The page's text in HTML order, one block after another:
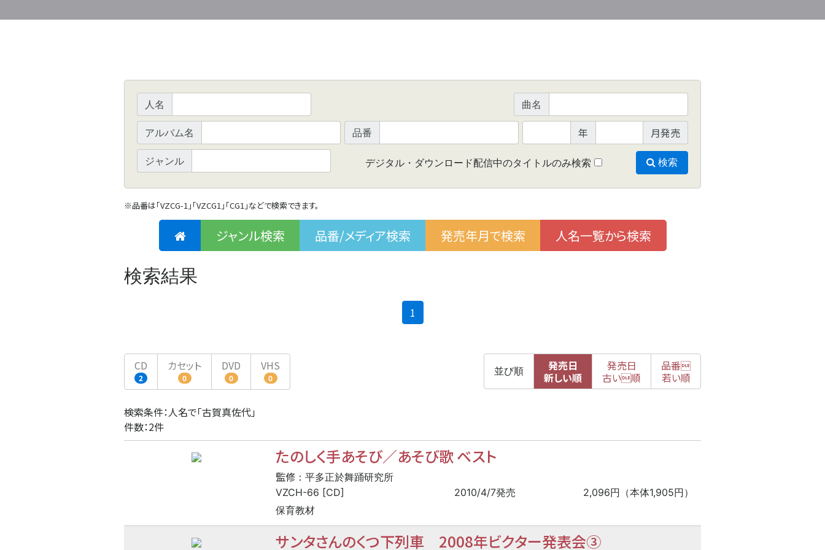
人名 曲名
アルバム名 品番 年 月発売
ジャンル デジタル・ダウンロード配信中のタイトルのみ検索 検索
※品番は「VZCG-1」「VZCG1」「CG1」などで検索できます。
ジャンル検索 品番/メディア検索 発売年月で検索 人名一覧から検索
検索結果
1
CD
2
カセット
0
DVD
0
VHS
0
並び順
発売日
新しい順
発売日
古い順
品番
若い順
検索条件：人名で「古賀真佐代」
件数：2件
たのしく手あそび／あそび歌 ベスト
監修 ：平多正於舞踊研究所
VZCH-66 [CD]
2010/4/7発売
2,096円（本体1,905円）
保育教材
サンタさんのくつ下列車 2008年ビクター発表会③